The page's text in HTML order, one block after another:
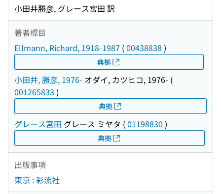
小田井勝彦, グレース宮田 訳
著者標目
Ellmann, Richard, 1918-1987 (00438838 )
典拠
小田井, 勝彦, 1976- オダイ, カツヒコ, 1976- (
001265833 )
典拠
グレース宮田 グレース ミヤタ (01198830 )
典拠
出版事項
東京 : 彩流社